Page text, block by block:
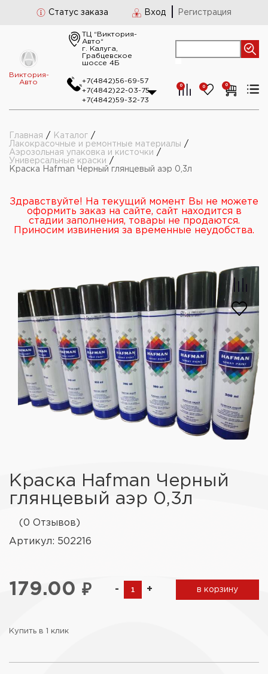
Статус заказа Вход Регистрация
Виктория-
Авто
ТЦ “Виктория-
Авто“
г. Калуга,
Грабцевское
шоссе 4Б
+7(4842)56-69-57
+7(4842)22-03-75
+7(4842)59-32-73
0 0 0
Главная / Каталог /
Лакокрасочные и ремонтные материалы /
Аэрозольная упаковка и кисточки /
Универсальные краски /
Краска Hafman Черный глянцевый аэр 0,3л
Здравствуйте! На текущий момент Вы не можете
оформить заказ на сайте, сайт находится в
стадии заполнения, товары не продаются.
Приносим извинения за временные неудобства.
Краска Hafman Черный
глянцевый аэр 0,3л
(0 Отзывов)
Артикул: 502216
179.00 ₽ - + в корзину
Купить в 1 клик